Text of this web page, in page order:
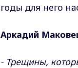
годы для него
Аркадий
- Трещины,